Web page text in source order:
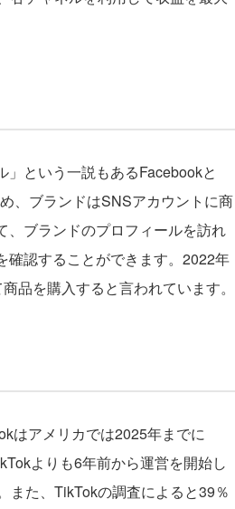
という一説もあるFacebookと
、ブランドはSNSアカウントに商
、ブランドのプロフィールを訪れ
確認することができます。2022年
品を購入すると言われています。
はアメリカでは2025年までに
よりも6年前から運営を開始し
また、TikTokの調査によると39％